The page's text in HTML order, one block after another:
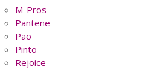
M-Pros
Pantene
Pao
Pinto
Rejoice